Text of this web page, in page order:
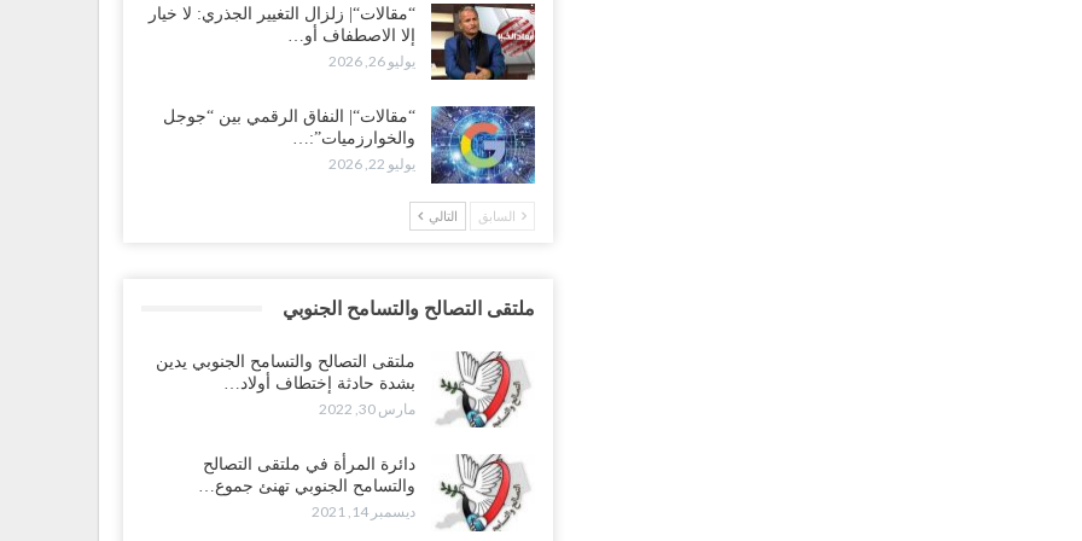
“مقالات“| زلزال التغيير الجذري: لا خيار
إلا الاصطفاف أو…
يوليو 26, 2026
“مقالات“| النفاق الرقمي بين “جوجل
والخوارزميات”:…
يوليو 22, 2026
السابق التالي
ملتقى التصالح والتسامح الجنوبي
ملتقى التصالح والتسامح الجنوبي يدين
بشدة حادثة إختطاف أولاد…
مارس 30, 2022
دائرة المرأة في ملتقى التصالح
والتسامح الجنوبي تهنئ جموع…
ديسمبر 14, 2021